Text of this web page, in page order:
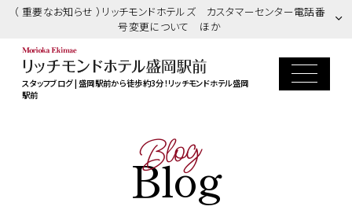
（ 重要なお知らせ ）リッチモンドホテルズ カスタマーセンター電話番
号変更について ほか
スタッフブログ | 盛岡駅前から徒歩約3分！リッチモンドホテル盛岡
駅前
Blog
Blog